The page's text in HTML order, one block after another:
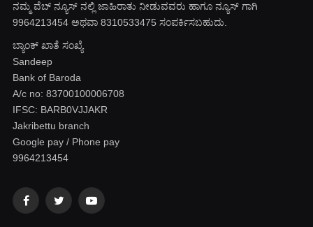
ನಮ್ಮ ವೆಬ್ ನ್ಯೂಸ್ ನಲ್ಲಿ ಜಾಹಿರಾತು ನೀಡುವವರು ಹಾಗೂ ನ್ಯೂಸ್ ಗಾಗಿ
9964213454 ಅಥವಾ 8310533475 ಸಂಪರ್ಕಿಸಬಹುದು.
ಬ್ಯಾಂಕ್ ಖಾತೆ ಸಂಖ್ಯೆ
Sandeep
Bank of Baroda
A/c no: 83700100006708
IFSC: BARB0VJJAKR
Jakribettu branch
Google pay / Phone pay
9964213454
FacebookTwitter YouTube